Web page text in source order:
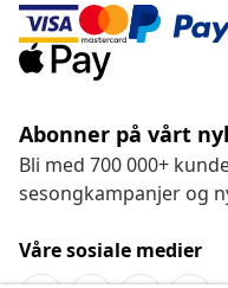
Abonner på vårt
Bli med 700 000+
sesongkampanjer og
Våre sosiale medier